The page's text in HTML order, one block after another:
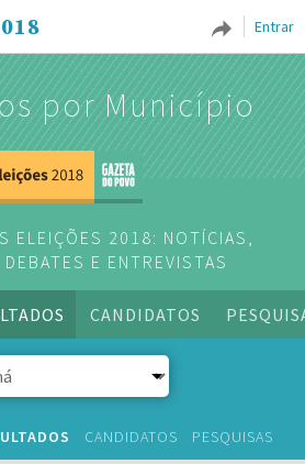
Entrar
por Município
ELEIÇÕES 2018: NOTÍCIAS,
E ENTREVISTAS
CANDIDATOS
CANDIDATOS PESQUISAS